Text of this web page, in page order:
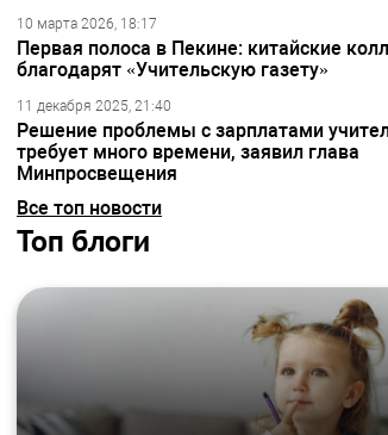
10 марта 2026, 18:17
Первая полоса в Пекине: китайские
благодарят «Учительскую газету»
11 декабря 2025, 21:40
Решение проблемы с зарплатами
требует много времени, заявил глава
Минпросвещения
Все топ новости
Топ блоги